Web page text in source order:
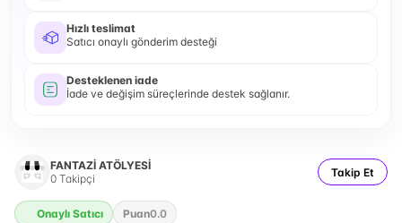
Hızlı teslimat
Satıcı onaylı gönderim desteği
Desteklenen iade
İade ve değişim süreçlerinde destek sağlanır.
FANTAZİ ATÖLYESİ
0 Takipçi Takip Et
Onaylı Satıcı Puan0.0